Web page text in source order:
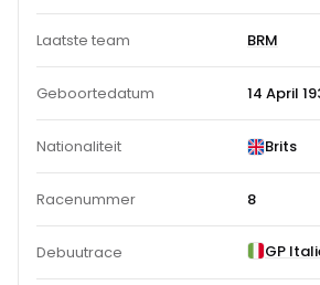
Laatste team BRM
Geboortedatum 14 April
Nationaliteit Brits
Racenummer 8
Debuutrace GP